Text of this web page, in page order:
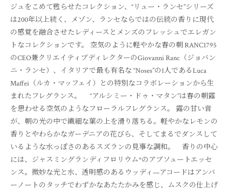
ジュをこめて甦らせたコレクション、“リュー・ランセ”シリーズ
は200年以上続く、メゾン、ランセならではの伝統の香りに現代
の感覚を融合させたレディースとメンズのフレッシュでエレガン
トなコレクションです。 空気のように軽やかな春の朝 RANC1795
のCEO兼クリエイティブディレクターのGiovanni Ranc（ジョバン
ニ・ランセ）、イタリアで最も有名な “Noses”の1人であるLuca
Maffei（ルカ・マッフェイ）との特別なコラボレーションから生
まれたフレグランス。 “アルシミー・ドゥ・マタン”は春の朝露
を思わせる空気のようなフローラルフレグランス。 露の甘い音
が、朝の光の中で繊細な葉の上を滑り落ちる。軽やかなレモンの
香りとやわらかなガーデニアの花びら、そしてまるでダンスして
いるような水っぽさのあるスズランの見事な調和。 香りの中心
には、ジャスミングランディフロリウム*のアブソュートエッセ
ンス。微妙な光と水、透明感のあるウッディ—アコードはアンバ
ーノートのタッチでわずかなあたたかみを感じ、ムスクの仕上げ